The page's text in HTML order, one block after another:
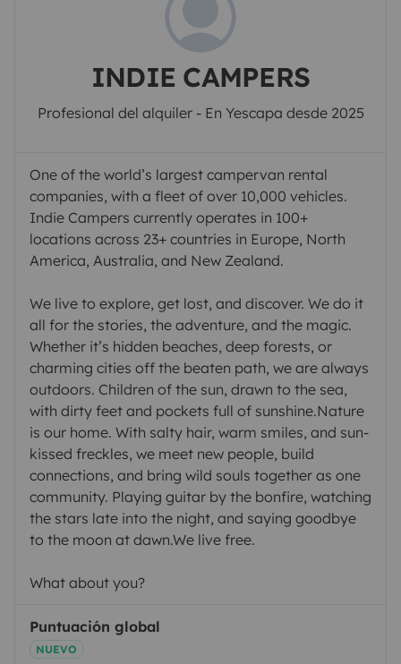
INDIE CAMPERS
Profesional del alquiler - En Yescapa desde 2025
One of the world’s largest campervan rental
companies, with a fleet of over 10,000 vehicles.
Indie Campers currently operates in 100+
locations across 23+ countries in Europe, North
America, Australia, and New Zealand.
We live to explore, get lost, and discover. We do it
all for the stories, the adventure, and the magic.
Whether it’s hidden beaches, deep forests, or
charming cities off the beaten path, we are always
outdoors. Children of the sun, drawn to the sea,
with dirty feet and pockets full of sunshine.Nature
is our home. With salty hair, warm smiles, and sun-
kissed freckles, we meet new people, build
connections, and bring wild souls together as one
community. Playing guitar by the bonfire, watching
the stars late into the night, and saying goodbye
to the moon at dawn.We live free.
What about you?
Puntuación global
NUEVO